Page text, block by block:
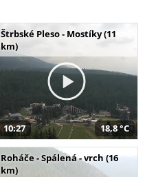
Štrbské Pleso - Mostíky (11
km)
10:27 18,8 °C
Roháče - Spálená - vrch (16
km)